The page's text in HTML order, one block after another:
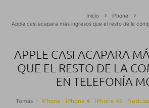
Inicio
iPhone
Apple casi acapara más ingresos que el resto de la
APPLE CASI ACAPARA
QUE EL RESTO DE LA
EN TELEFONÍA
Tomás · iPhone iPhone 4 iPhone 4S Noticias